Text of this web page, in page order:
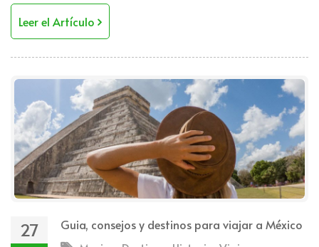
Leer el Artículo
27
Guia, consejos y destinos para viajar a México